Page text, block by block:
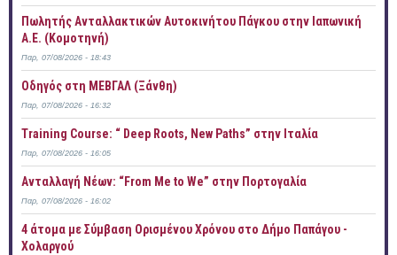
Πωλητής Ανταλλακτικών Αυτοκινήτου Πάγκου στην Ιαπωνική
Α.Ε. (Κομοτηνή)
Παρ, 07/08/2026 - 18:43
Οδηγός στη ΜΕΒΓΑΛ (Ξάνθη)
Παρ, 07/08/2026 - 16:32
Training Course: “ Deep Roots, New Paths” στην Ιταλία
Παρ, 07/08/2026 - 16:05
Ανταλλαγή Νέων: “From Me to We” στην Πορτογαλία
Παρ, 07/08/2026 - 16:02
4 άτομα με Σύμβαση Ορισμένου Χρόνου στο Δήμο Παπάγου -
Χολαργού